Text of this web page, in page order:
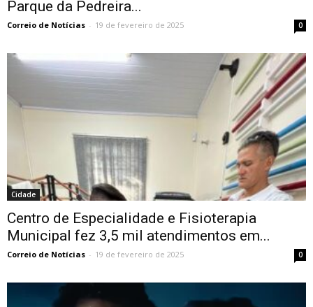
Parque da Pedreira...
Correio de Notícias - 19 de fevereiro de 2025 0
Cidade
Centro de Especialidade e Fisioterapia
Municipal fez 3,5 mil atendimentos em...
Correio de Notícias - 19 de fevereiro de 2025 0